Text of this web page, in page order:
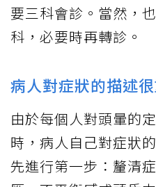
要三科會診。當然，
科，必要時再轉診。
病人對症狀的描述
由於每個人對頭暈的
時，病人自己對症狀
先進行第一步：釐清